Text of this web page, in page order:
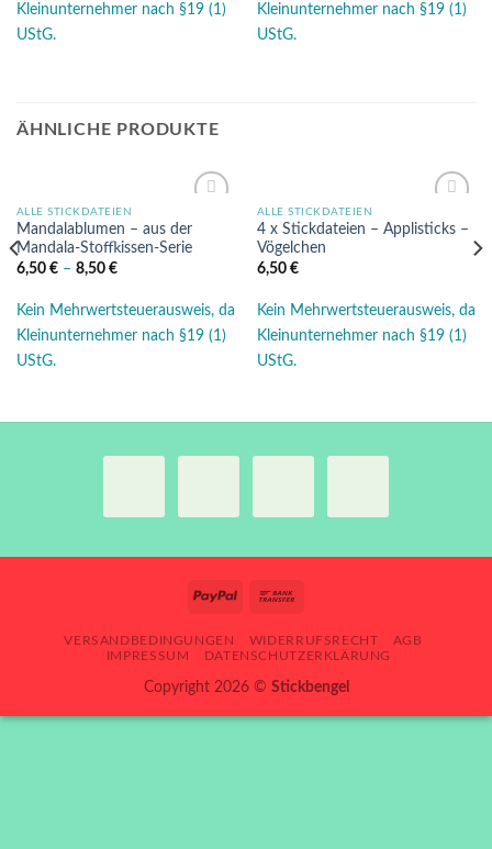
Kleinunternehmer nach §19 (1)
UStG.
Kleinunternehmer nach §19 (1)
UStG.
ÄHNLICHE PRODUKTE
Auf die
Wunschliste
ALLE STICKDATEIEN
Mandalablumen – aus der
Mandala-Stoffkissen-Serie
6,50 €– 8,50 €
Kein Mehrwertsteuerausweis, da
Kleinunternehmer nach §19 (1)
UStG.
Auf die
Wunschliste
ALLE STICKDATEIEN
4 x Stickdateien – Applisticks –
Vögelchen
6,50 €
Kein Mehrwertsteuerausweis, da
Kleinunternehmer nach §19 (1)
UStG.
VERSANDBEDINGUNGEN WIDERRUFSRECHT
AGB
IMPRESSUM
DATENSCHUTZERKLÄRUNG
Copyright 2026 © Stickbengel